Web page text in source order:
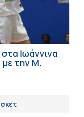
Ιωάννινα
την Μ.